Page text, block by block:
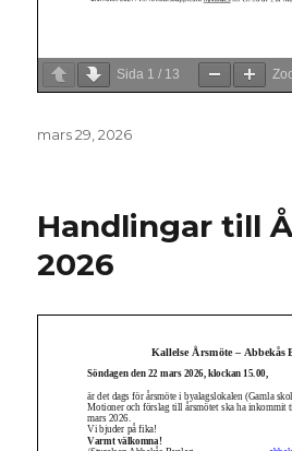
Sida 1 / 13
Postat
mars 29, 2026
Handlingar till
2026